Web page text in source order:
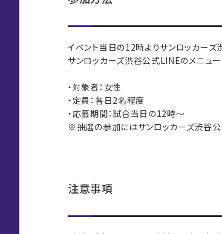
イベント当日の12時よりサンロッカー
サンロッカーズ渋谷公式LINEのメニュー
・対象者：女性
・定員：各日2名程度
・応募期間：試合当日の12時～
※抽選の参加にはサンロッカーズ渋谷公
注意事項